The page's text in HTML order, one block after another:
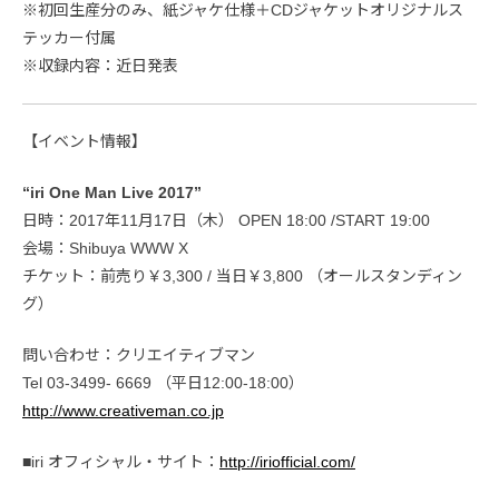
※初回生産分のみ、紙ジャケ仕様＋CDジャケットオリジナルス
テッカー付属
※収録内容：近日発表
【イベント情報】
“iri One Man Live 2017”
日時：2017年11月17日（木） OPEN 18:00 /START 19:00
会場：Shibuya WWW X
チケット：前売り￥3,300 / 当日￥3,800 （オールスタンディン
グ）
問い合わせ：クリエイティブマン
Tel 03-3499- 6669 （平日12:00-18:00）
http://www.creativeman.co.jp
■iri オフィシャル・サイト： http://iriofficial.com/